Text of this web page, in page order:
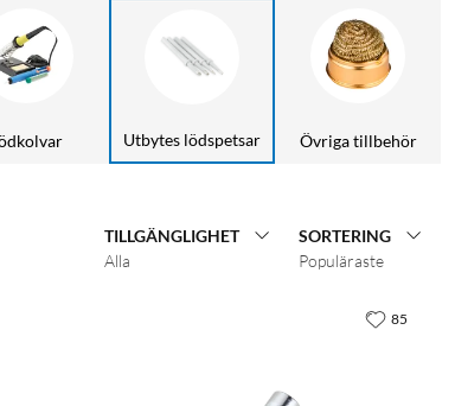
Utbytes lödspetsar Övriga tillbehör
TILLGÄNGLIGHET
Alla
SORTERING
Populäraste
85